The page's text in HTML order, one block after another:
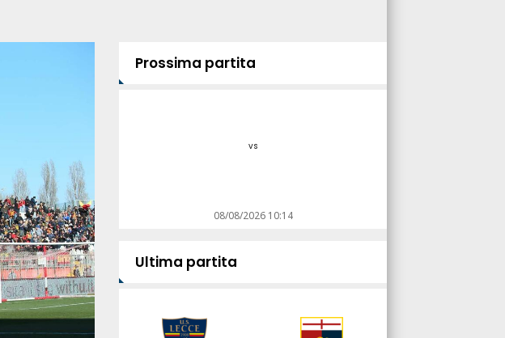
Prossima partita
vs
08/08/2026 10:14
Ultima partita